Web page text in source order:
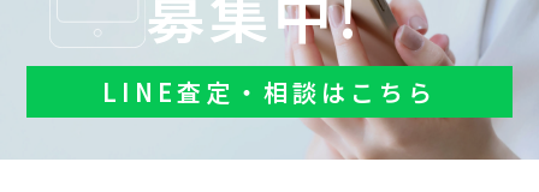
LINE査定・相談はこちら